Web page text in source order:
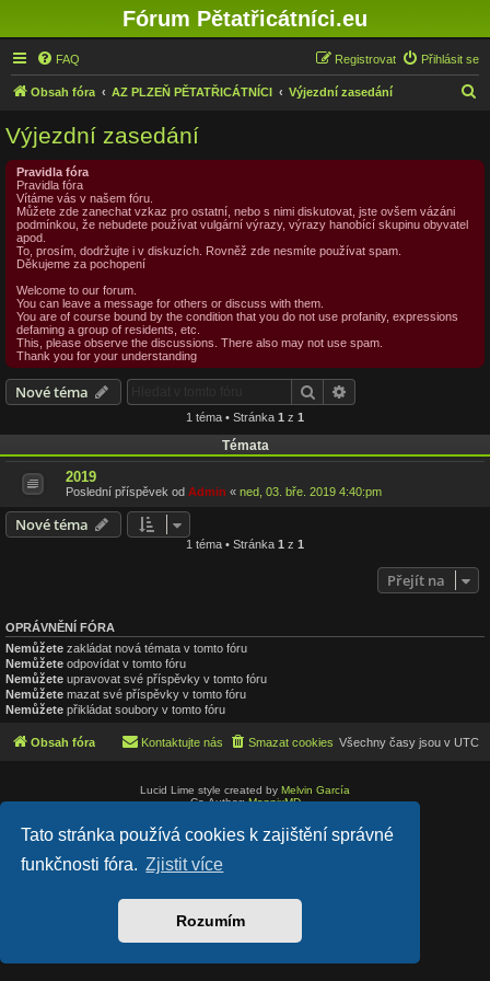
Tato stránka používá cookies k zajištění správné
funkčnosti fóra. Zjistit více
Rozumím
Fórum Pětatřicátníci.eu
FAQ Přihlásit se
Registrovat
Obsah fóra AZ PLZEŇ PĚTATŘICÁTNÍCI Výjezdní zasedání
d
Výjezdní zasedání
Pravidla fóra
Pravidla fóra
Vítáme vás v našem fóru.
Můžete zde zanechat vzkaz pro ostatní, nebo s nimi diskutovat, jste ovšem vázáni
podmínkou, že nebudete používat vulgární výrazy, výrazy hanobící skupinu obyvatel
apod.
To, prosím, dodržujte i v diskuzích. Rovněž zde nesmíte používat spam.
Děkujeme za pochopení
Welcome to our forum.
You can leave a message for others or discuss with them.
You are of course bound by the condition that you do not use profanity, expressions
defaming a group of residents, etc.
This, please observe the discussions. There also may not use spam.
Thank you for your understanding
Nové téma Hledat
1 téma • Stránka 1 z 1
Témata
2019
Poslední příspěvek od Admin « ned, 03. bře. 2019 4:40:pm
Nové téma
1 téma • Stránka 1 z 1
Přejít na
OPRÁVNĚNÍ FÓRA
Nemůžete zakládat nová témata v tomto fóru
Nemůžete odpovídat v tomto fóru
Nemůžete upravovat své příspěvky v tomto fóru
Nemůžete mazat své příspěvky v tomto fóru
Nemůžete přikládat soubory v tomto fóru
Obsah fóra Všechny časy jsou v UTC
Smazat cookies
Kontaktujte nás
Lucid Lime style created by Melvin García
Co-Author:MannixMD
Český překlad – phpBB.cz
Soukromí